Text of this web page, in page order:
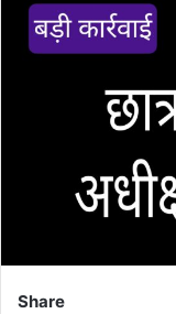
Share